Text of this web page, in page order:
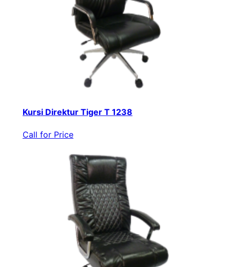
Kursi Direktur Tiger T 1238
Call for Price